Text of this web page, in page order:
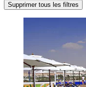
Supprimer tous les filtres